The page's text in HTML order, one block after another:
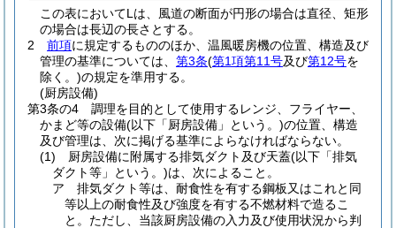
この表においてLは、風道の断面が円形の場合は直径、矩形
の場合は長辺の長さとする。
2
前項に規定するもののほか、温風暖房機の位置、構造及び
管理の基準については、 第3条(第1項第11号及び第12号を
除く。)の規定を準用する。
(厨房設備)
第3条の4
調理を目的として使用するレンジ、フライヤー、
かまど等の設備(以下「厨房設備」という。)の位置、構造
及び管理は、次に掲げる基準によらなければならない。
(1)
厨房設備に附属する排気ダクト及び天蓋(以下「排気
ダクト等」という。)は、次によること。
ア
排気ダクト等は、耐食性を有する鋼板又はこれと同
等以上の耐食性及び強度を有する不燃材料で造るこ
と。 ただし、当該厨房設備の入力及び使用状況から判